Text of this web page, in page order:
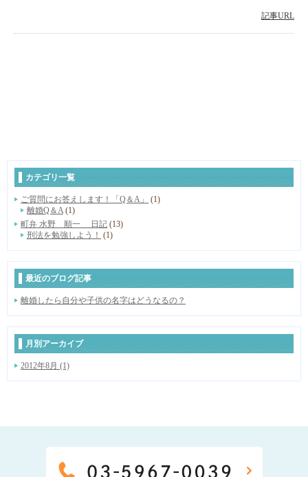
記事URL
カテゴリ一覧
ご質問にお答えします！「Q＆A」
(1)
離婚Q＆A(1)
町弁 水野 順一 日記 (13)
刑法を勉強しよう！ (1)
最近のブログ記事
離婚したら自分や子供の名字はどうなるの？
月別アーカイブ
2012年8月 (1)